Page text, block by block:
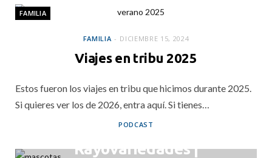
FAMILIA
FAMILIA DICIEMBRE 15, 2024
Viajes en tribu 2025
Estos fueron los viajes en tribu que hicimos durante 2025.
Si quieres ver los de 2026, entra aquí. Si tienes…
PODCAST
Rayovariedades |